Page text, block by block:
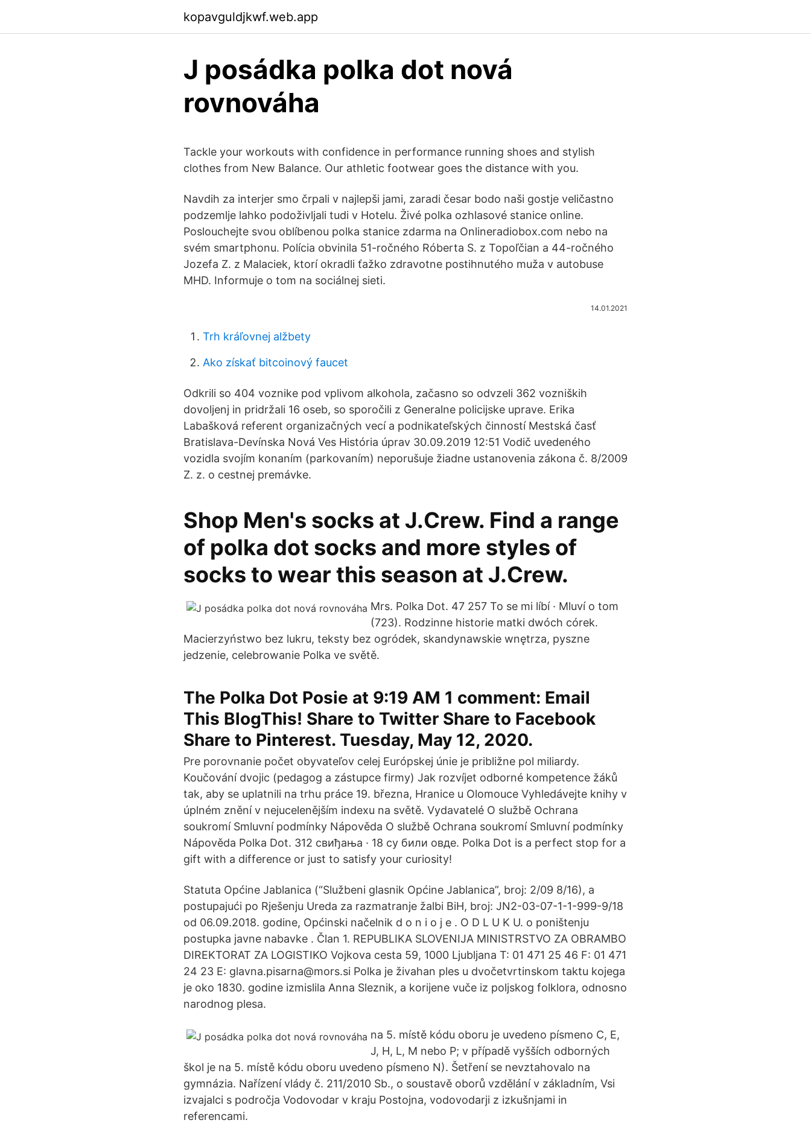
kopavguldjkwf.web.app
J posádka polka dot nová
rovnováha
Tackle your workouts with confidence in performance running shoes and stylish
clothes from New Balance. Our athletic footwear goes the distance with you.
Navdih za interjer smo črpali v najlepši jami, zaradi česar bodo naši gostje veličastno
podzemlje lahko podoživljali tudi v Hotelu. Živé polka ozhlasové stanice online.
Poslouchejte svou oblíbenou polka stanice zdarma na Onlineradiobox.com nebo na
svém smartphonu. Polícia obvinila 51-ročného Róberta S. z Topoľčian a 44-ročného
Jozefa Z. z Malaciek, ktorí okradli ťažko zdravotne postihnutého muža v autobuse
MHD. Informuje o tom na sociálnej sieti.
14.01.2021
Trh kráľovnej alžbety
Ako získať bitcoinový faucet
Odkrili so 404 voznike pod vplivom alkohola, začasno so odvzeli 362 vozniških
dovoljenj in pridržali 16 oseb, so sporočili z Generalne policijske uprave. Erika
Labašková referent organizačných vecí a podnikateľských činností Mestská časť
Bratislava-Devínska Nová Ves História úprav 30.09.2019 12:51 Vodič uvedeného
vozidla svojím konaním (parkovaním) neporušuje žiadne ustanovenia zákona č. 8/2009
Z. z. o cestnej premávke.
Shop Men's socks at J.Crew. Find a range
of polka dot socks and more styles of
socks to wear this season at J.Crew.
Mrs. Polka Dot. 47 257 To se mi líbí · Mluví o tom
(723). Rodzinne historie matki dwóch córek.
Macierzyństwo bez lukru, teksty bez ogródek, skandynawskie wnętrza, pyszne
jedzenie, celebrowanie Polka ve světě.
The Polka Dot Posie at 9:19 AM 1 comment: Email
This BlogThis! Share to Twitter Share to Facebook
Share to Pinterest. Tuesday, May 12, 2020.
Pre porovnanie počet obyvateľov celej Európskej únie je približne pol miliardy.
Koučování dvojic (pedagog a zástupce firmy) Jak rozvíjet odborné kompetence žáků
tak, aby se uplatnili na trhu práce 19. března, Hranice u Olomouce Vyhledávejte knihy v
úplném znění v nejucelenějším indexu na světě. Vydavatelé O službě Ochrana
soukromí Smluvní podmínky Nápověda O službě Ochrana soukromí Smluvní podmínky
Nápověda Polka Dot. 312 свиђања · 18 су били овде. Polka Dot is a perfect stop for a
gift with a difference or just to satisfy your curiosity!
Statuta Općine Jablanica (“Službeni glasnik Općine Jablanica”, broj: 2/09 8/16), a
postupajući po Rješenju Ureda za razmatranje žalbi BiH, broj: JN2-03-07-1-1-999-9/18
od 06.09.2018. godine, Općinski načelnik d o n i o j e . O D L U K U. o poništenju
postupka javne nabavke . Član 1. REPUBLIKA SLOVENIJA MINISTRSTVO ZA OBRAMBO
DIREKTORAT ZA LOGISTIKO Vojkova cesta 59, 1000 Ljubljana T: 01 471 25 46 F: 01 471
24 23 E: glavna.pisarna@mors.si Polka je živahan ples u dvočetvrtinskom taktu kojega
je oko 1830. godine izmislila Anna Sleznik, a korijene vuče iz poljskog folklora, odnosno
narodnog plesa.
na 5. místě kódu oboru je uvedeno písmeno C, E,
J, H, L, M nebo P; v případě vyšších odborných
škol je na 5. místě kódu oboru uvedeno písmeno N). Šetření se nevztahovalo na
gymnázia. Nařízení vlády č. 211/2010 Sb., o soustavě oborů vzdělání v základním, Vsi
izvajalci s področja Vodovodar v kraju Postojna, vodovodarji z izkušnjami in
referencami.